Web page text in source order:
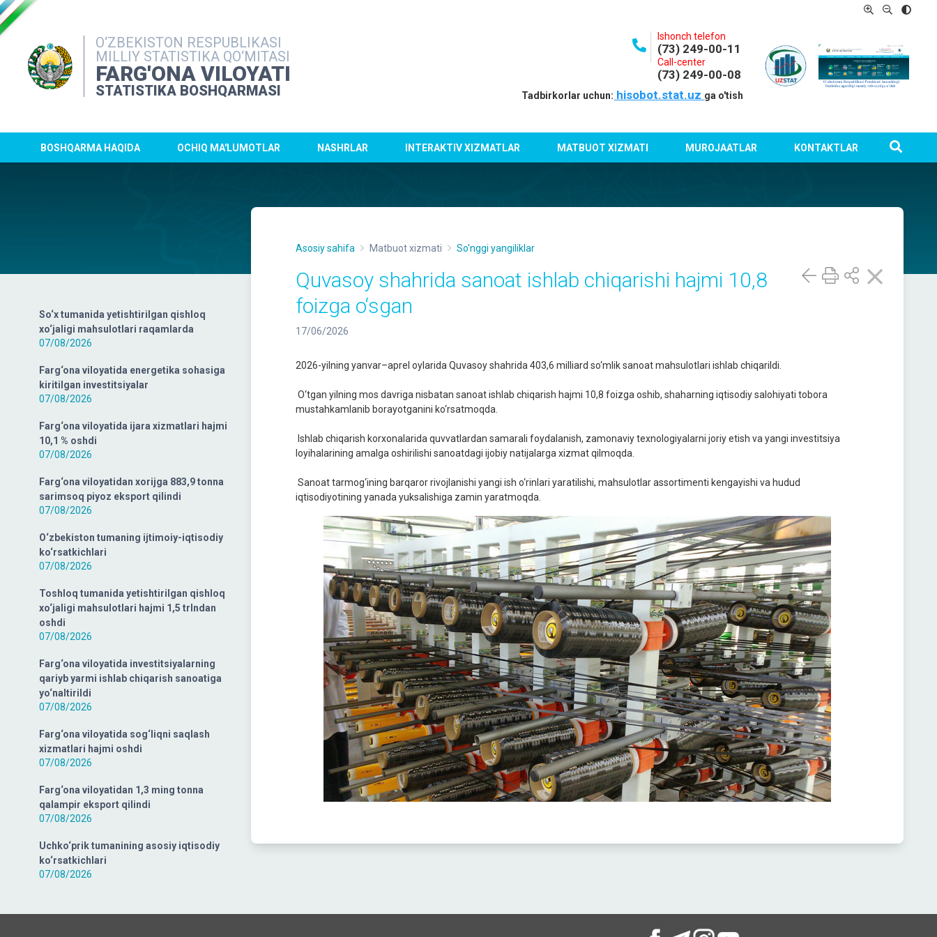
O‘ZBEKISTON RESPUBLIKASI
MILLIY STATISTIKA QO‘MITASI
FARG'ONA VILOYATI
STATISTIKA BOSHQARMASI
Ishonch telefon
(73) 249-00-11
Call-center
(73) 249-00-08
Tadbirkorlar uchun: hisobot.stat.uz ga o'tish
BOSHQARMA HAQIDA OCHIQ MA'LUMOTLAR NASHRLAR INTERAKTIV XIZMATLAR MATBUOT XIZMATI MUROJAATLAR KONTAKTLAR
So‘x tumanida yetishtirilgan qishloq
xo‘jaligi mahsulotlari raqamlarda
07/08/2026
Farg‘ona viloyatida energetika sohasiga
kiritilgan investitsiyalar
07/08/2026
Farg‘ona viloyatida ijara xizmatlari hajmi
10,1 % oshdi
07/08/2026
Farg‘ona viloyatidan xorijga 883,9 tonna
sarimsoq piyoz eksport qilindi
07/08/2026
O‘zbekiston tumaning ijtimoiy-iqtisodiy
ko‘rsatkichlari
07/08/2026
Toshloq tumanida yetishtirilgan qishloq
xo‘jaligi mahsulotlari hajmi 1,5 trlndan
oshdi
07/08/2026
Farg‘ona viloyatida investitsiyalarning
qariyb yarmi ishlab chiqarish sanoatiga
yo‘naltirildi
07/08/2026
Farg‘ona viloyatida sog‘liqni saqlash
xizmatlari hajmi oshdi
07/08/2026
Farg‘ona viloyatidan 1,3 ming tonna
qalampir eksport qilindi
07/08/2026
Uchko‘prik tumanining asosiy iqtisodiy
ko‘rsatkichlari
07/08/2026
Asosiy sahifa Matbuot xizmati So'nggi yangiliklar
Quvasoy shahrida sanoat ishlab chiqarishi hajmi 10,8
foizga o‘sgan
17/06/2026
2026-yilning yanvar–aprel oylarida Quvasoy shahrida 403,6 milliard so‘mlik sanoat mahsulotlari ishlab chiqarildi.
O‘tgan yilning mos davriga nisbatan sanoat ishlab chiqarish hajmi 10,8 foizga oshib, shaharning iqtisodiy salohiyati tobora
mustahkamlanib borayotganini ko‘rsatmoqda.
Ishlab chiqarish korxonalarida quvvatlardan samarali foydalanish, zamonaviy texnologiyalarni joriy etish va yangi investitsiya
loyihalarining amalga oshirilishi sanoatdagi ijobiy natijalarga xizmat qilmoqda.
Sanoat tarmog‘ining barqaror rivojlanishi yangi ish o‘rinlari yaratilishi, mahsulotlar assortimenti kengayishi va hudud
iqtisodiyotining yanada yuksalishiga zamin yaratmoqda.